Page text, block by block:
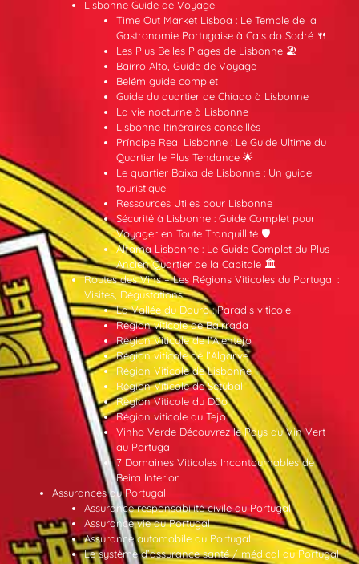
Lisbonne Guide de Voyage
Time Out Market Lisboa : Le Temple de la
Gastronomie Portugaise à Cais do Sodré 🍴
Les Plus Belles Plages de Lisbonne 🏖️
Bairro Alto, Guide de Voyage
Belém guide complet
Guide du quartier de Chiado à Lisbonne
La vie nocturne à Lisbonne
Lisbonne Itinéraires conseillés
Príncipe Real Lisbonne : Le Guide Ultime du
Quartier le Plus Tendance 🌟
Le quartier Baixa de Lisbonne : Un guide
touristique
Ressources Utiles pour Lisbonne
Sécurité à Lisbonne : Guide Complet pour
Voyager en Toute Tranquillité 🛡️
Alfama Lisbonne : Le Guide Complet du Plus
Ancien Quartier de la Capitale 🏛️
Routes des Vins – Les Régions Viticoles du Portugal :
Visites, Dégustations
La Vallée du Douro : Paradis viticole
Région viticole de Bairrada
Région Viticole de l’Alentejo
Région viticole de l’Algarve
Région Viticole de Lisbonne
Région Viticole de Setúbal
Région Viticole du Dão
Région viticole du Tejo
Vinho Verde Découvrez le Pays du Vin Vert
au Portugal
7 Domaines Viticoles Incontournables de
Beira Interior
Assurances au Portugal
Assurance responsabilité civile au Portugal
Assurance vie au Portugal
Assurance automobile au Portugal
Le système d’assurance santé / médical au Portugal